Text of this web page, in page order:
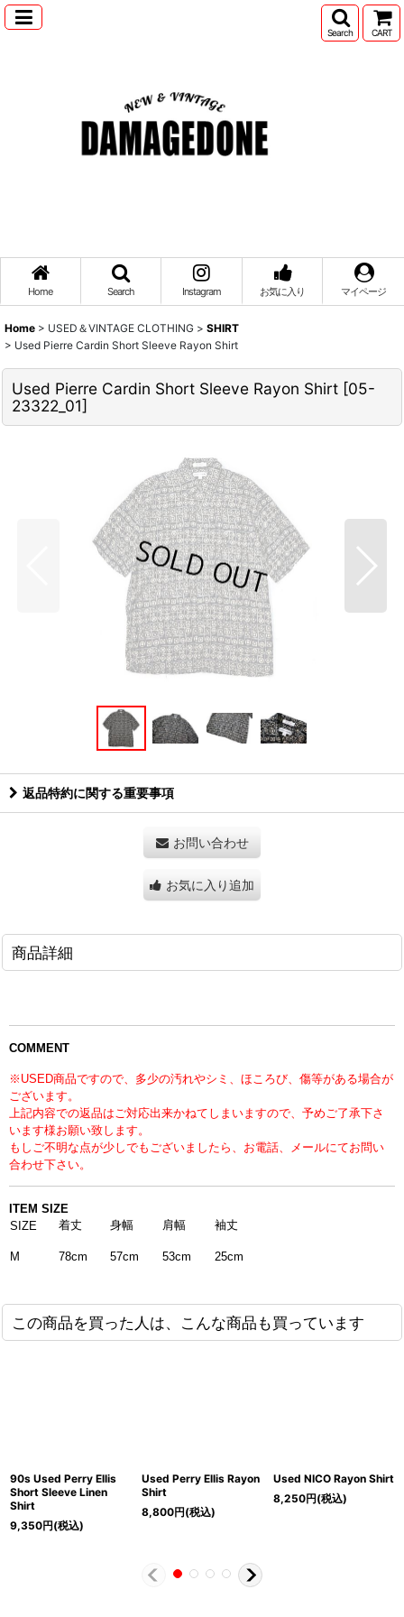
Search CART
Home Search Instagram お気に入り マイページ
Home > USED＆VINTAGE CLOTHING > SHIRT
> Used Pierre Cardin Short Sleeve Rayon Shirt
Used Pierre Cardin Short Sleeve Rayon Shirt [05-
23322_01]
返品特約に関する重要事項
お問い合わせ
お気に入り追加
商品詳細
COMMENT
※USED商品ですので、多少の汚れやシミ、ほころび、傷等がある場合が
ございます。
上記内容での返品はご対応出来かねてしまいますので、予めご了承下さ
います様お願い致します。
もしご不明な点が少しでもございましたら、お電話、メールにてお問い
合わせ下さい。
ITEM SIZE
SIZE
着丈 身幅 肩幅 袖丈
M 78cm 57cm 53cm 25cm
この商品を買った人は、こんな商品も買っています
90s Used Perry Ellis
Short Sleeve Linen
Shirt
9,350円(税込)
Used Perry Ellis Rayon
Shirt
8,800円(税込)
Used NICO Rayon Shirt
8,250円(税込)